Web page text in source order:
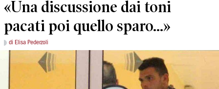
«Una discussione dai toni
pacati poi quello sparo...»
di Elisa Pederzoli